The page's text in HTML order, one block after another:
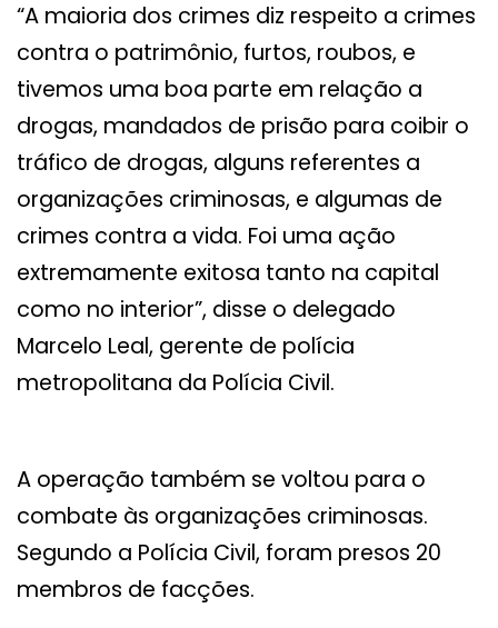
“A maioria dos crimes diz respeito a crimes
contra o patrimônio, furtos, roubos, e
tivemos uma boa parte em relação a
drogas, mandados de prisão para coibir o
tráfico de drogas, alguns referentes a
organizações criminosas, e algumas de
crimes contra a vida. Foi uma ação
extremamente exitosa tanto na capital
como no interior”, disse o delegado
Marcelo Leal, gerente de polícia
metropolitana da Polícia Civil.
A operação também se voltou para o
combate às organizações criminosas.
Segundo a Polícia Civil, foram presos 20
membros de facções.